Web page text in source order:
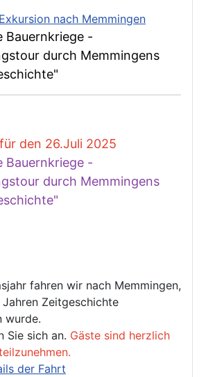
nach Memmingen
Bauernkriege -
durch Memmingens
den 26.Juli 2025
Bauernkriege -
durch Memmingens
fahren wir nach Memmingen,
Zeitgeschichte
wurde.
Sie sich an. Gäste sind herzlich
der Fahrt